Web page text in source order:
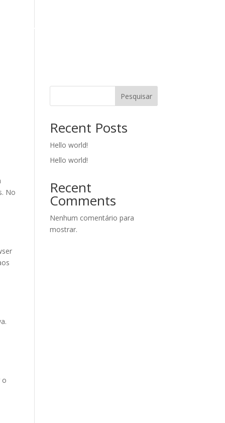
No
o
Pesquisar
Recent Posts
Hello world!
Hello world!
Recent
Comments
Nenhum comentário para
mostrar.